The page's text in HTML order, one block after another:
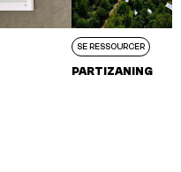
SE RESSOURCER
PARTIZANING